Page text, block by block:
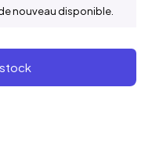
nouveau disponible.